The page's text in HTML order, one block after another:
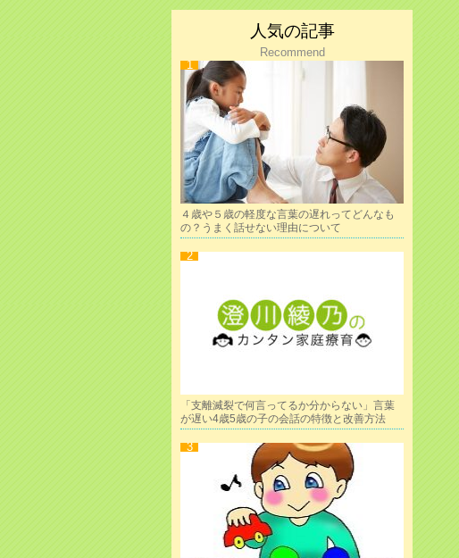
人気の記事
Recommend
４歳や５歳の軽度な言葉の遅れってどんなも
の？うまく話せない理由について
「支離滅裂で何言ってるか分からない」言葉
が遅い4歳5歳の子の会話の特徴と改善方法